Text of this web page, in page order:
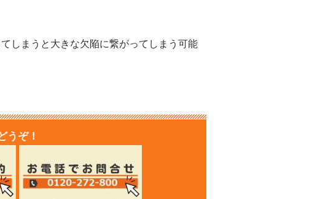
しまうと大きな欠陥に繋がってしまう可能
うぞ！